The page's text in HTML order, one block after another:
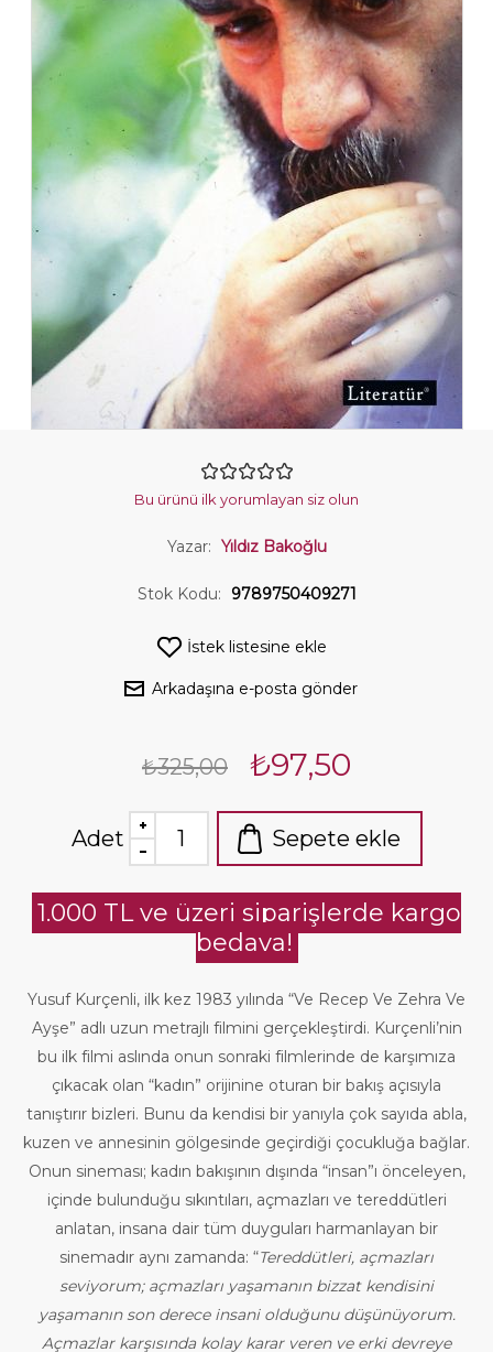
Bu ürünü ilk yorumlayan siz olun
Yazar: Yıldız Bakoğlu
Stok Kodu: 9789750409271
İstek listesine ekle
Arkadaşına e-posta gönder
₺325,00 ₺97,50
Adet Sepete ekle
1.000 TL ve üzeri siparişlerde kargo
bedava!
Yusuf Kurçenli, ilk kez 1983 yılında “Ve Recep Ve Zehra Ve
Ayşe” adlı uzun metrajlı filmini gerçekleştirdi. Kurçenli’nin
bu ilk filmi aslında onun sonraki filmlerinde de karşımıza
çıkacak olan “kadın” orijinine oturan bir bakış açısıyla
tanıştırır bizleri. Bunu da kendisi bir yanıyla çok sayıda abla,
kuzen ve annesinin gölgesinde geçirdiği çocukluğa bağlar.
Onun sineması; kadın bakışının dışında “insan”ı önceleyen,
içinde bulunduğu sıkıntıları, açmazları ve tereddütleri
anlatan, insana dair tüm duyguları harmanlayan bir
sinemadır aynı zamanda: “Tereddütleri, açmazları
seviyorum; açmazları yaşamanın bizzat kendisini
yaşamanın son derece insani olduğunu düşünüyorum.
Açmazlar karşısında kolay karar veren ve erki devreye